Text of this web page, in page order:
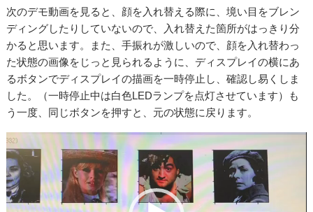
次のデモ動画を見ると、顔を入れ替える際に、境い目をブレン
ディングしたりしていないので、入れ替えた箇所がはっきり分
かると思います。また、手振れが激しいので、顔を入れ替わっ
た状態の画像をじっと見られるように、ディスプレイの横にあ
るボタンでディスプレイの描画を一時停止し、確認し易くしま
した。（一時停止中は白色LEDランプを点灯させています）も
う一度、同じボタンを押すと、元の状態に戻ります。
動
画
プ
レ
ー